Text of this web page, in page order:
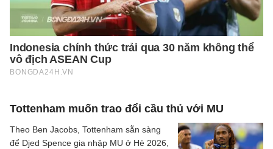
Tottenham muốn trao đổi cầu thủ với MU
Theo Ben Jacobs, Tottenham sẵn sàng
để Djed Spence gia nhập MU ở Hè 2026,